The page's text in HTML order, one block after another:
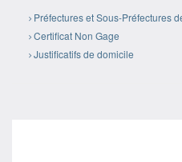
Préfectures et Sous-Préfectures
Certificat Non Gage
Justificatifs de domicile